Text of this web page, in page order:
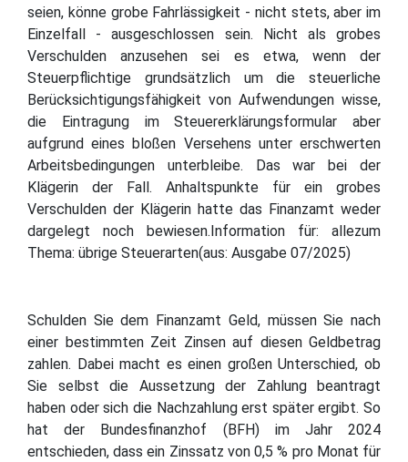
seien, könne grobe Fahrlässigkeit - nicht stets, aber im
Einzelfall - ausgeschlossen sein. Nicht als grobes
Verschulden anzusehen sei es etwa, wenn der
Steuerpflichtige grundsätzlich um die steuerliche
Berücksichtigungsfähigkeit von Aufwendungen wisse,
die Eintragung im Steuererklärungsformular aber
aufgrund eines bloßen Versehens unter erschwerten
Arbeitsbedingungen unterbleibe. Das war bei der
Klägerin der Fall. Anhaltspunkte für ein grobes
Verschulden der Klägerin hatte das Finanzamt weder
dargelegt noch bewiesen.Information für: allezum
Thema: übrige Steuerarten(aus: Ausgabe 07/2025)
Schulden Sie dem Finanzamt Geld, müssen Sie nach
einer bestimmten Zeit Zinsen auf diesen Geldbetrag
zahlen. Dabei macht es einen großen Unterschied, ob
Sie selbst die Aussetzung der Zahlung beantragt
haben oder sich die Nachzahlung erst später ergibt. So
hat der Bundesfinanzhof (BFH) im Jahr 2024
entschieden, dass ein Zinssatz von 0,5 % pro Monat für